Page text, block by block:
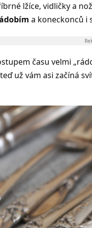
lžíce, vidličky a
a koneckonců i
času velmi
už vám asi začíná